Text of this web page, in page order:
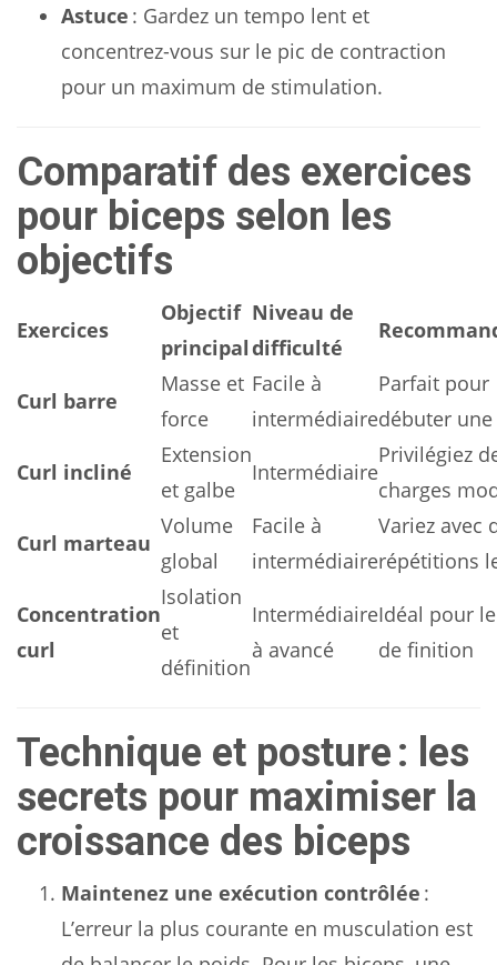
Astuce : Gardez un tempo lent et
concentrez-vous sur le pic de contraction
pour un maximum de stimulation.
Comparatif des exercices
pour biceps selon les
objectifs
Exercices
Objectif
principal
Niveau de
difficulté
Curl barre
Masse et
force
Facile à
intermédiaire
Parfait pour
débuter une
Curl incliné
Extension
et galbe
Intermédiaire
Privilégiez
charges
Curl marteau
Volume
global
Facile à
intermédiaire
Variez avec
répétitions
Concentration
curl
Isolation
et
définition
Intermédiaire
à avancé
Idéal pour
de finition
Technique et posture : les
secrets pour maximiser la
croissance des biceps
Maintenez une exécution contrôlée :
L’erreur la plus courante en musculation est